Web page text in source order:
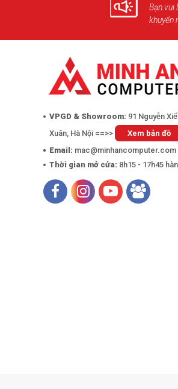
Bạn vui
khuyến
VPGD & Showroom: 91 Nguyễn
Xuân, Hà Nội ==>>
Xem bản đồ
Email: mac@minhancomputer.com
Thời gian mở cửa: 8h15 - 17h45